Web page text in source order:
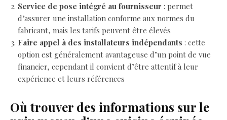
Service de pose intégré au fournisseur : permet
d’assurer une installation conforme aux normes du
fabricant, mais les tarifs peuvent être élevés
Faire appel à des installateurs indépendants : cette
option est généralement avantageuse d’un point de vue
financier, cependant il convient d’être attentif à leur
expérience et leurs références
Où trouver des informations sur le